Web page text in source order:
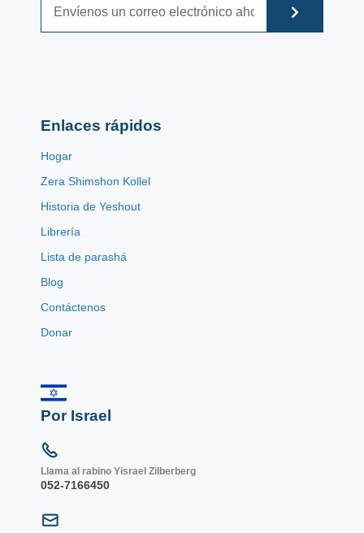
Enlaces rápidos
Hogar
Zera Shimshon Kollel
Historia de Yeshout
Librería
Lista de parashá
Blog
Contáctenos
Donar
Por Israel
Llama al rabino Yisrael Zilberberg
052-7166450